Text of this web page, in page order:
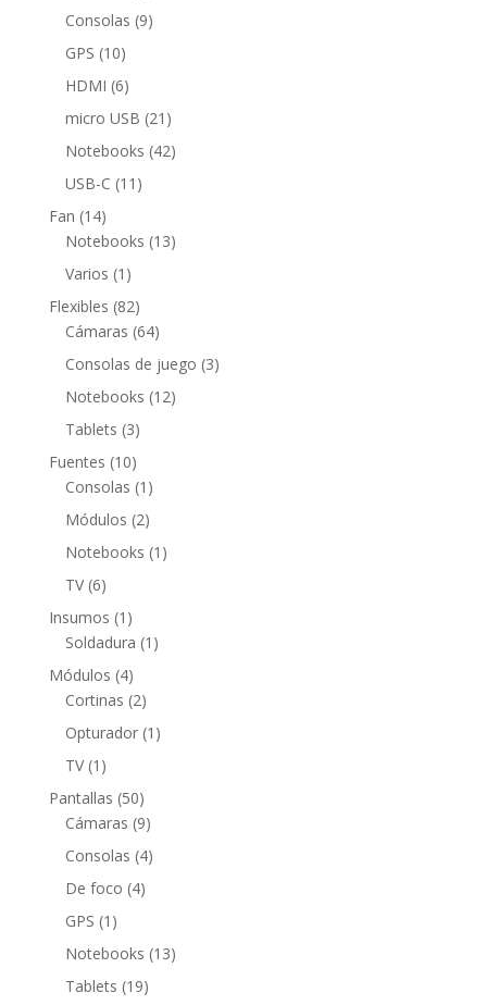
productos
Consolas 99
GPS 1010
productos
HDMI 66
productos
micro USB 21 21
productos
Notebooks 4242
USB-C 11 11
Fan 1414
productos
Notebooks 1313
Varios 1 1
producto
Flexibles 8282
productos
Cámaras 6464
productos
Consolas de juego 33
Notebooks 1212
Tablets 33
productos
Fuentes 1010
productos
Consolas 1 1
producto
Módulos 22
productos
Notebooks 1 1
TV 66
productos
Insumos 1 1
producto
Soldadura 1 1
Módulos 44
productos
Cortinas 22
productos
Opturador 1 1
TV 1 1
producto
Pantallas 5050
productos
Cámaras 99
productos
Consolas 44
De foco 44
GPS 1 1
producto
Notebooks 1313
Tablets 1919